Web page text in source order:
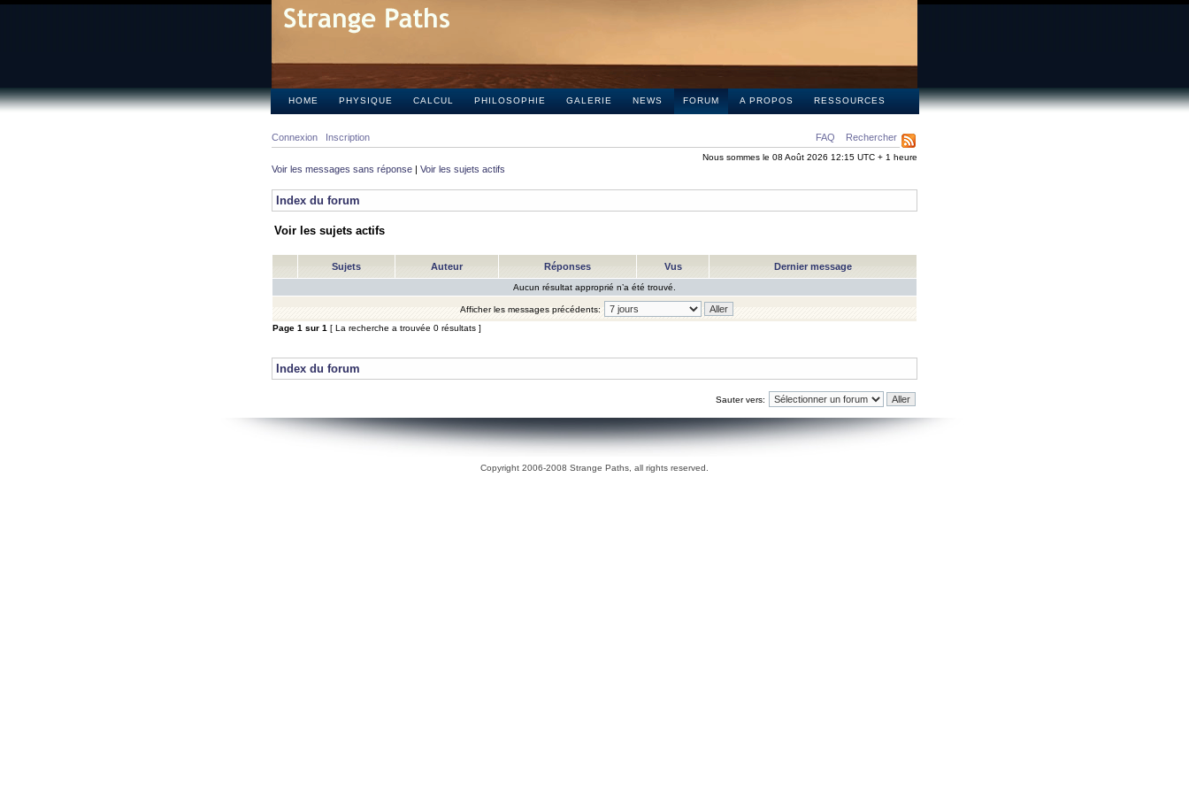
HOME PHYSIQUE CALCUL PHILOSOPHIE GALERIE NEWS FORUM A PROPOS RESSOURCES
FAQ Rechercher
Connexion Inscription
Nous sommes le 08 Août 2026 12:15 UTC + 1 heure
Voir les messages sans réponse | Voir les sujets actifs
Index du forum
Voir les sujets actifs
Sujets Auteur Réponses Vus Dernier message
Aucun résultat approprié n’a été trouvé.
Afficher les messages précédents:
Page 1 sur 1 [ La recherche a trouvée 0 résultats ]
Index du forum
Sauter vers:
Copyright 2006-2008 Strange Paths, all rights reserved.